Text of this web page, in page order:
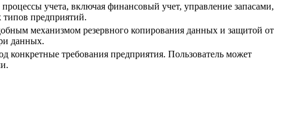
учета, включая финансовый учет, управление запасами,
типов предприятий.
механизмом резервного копирования данных и защитой от
данных.
конкретные требования предприятия. Пользователь может